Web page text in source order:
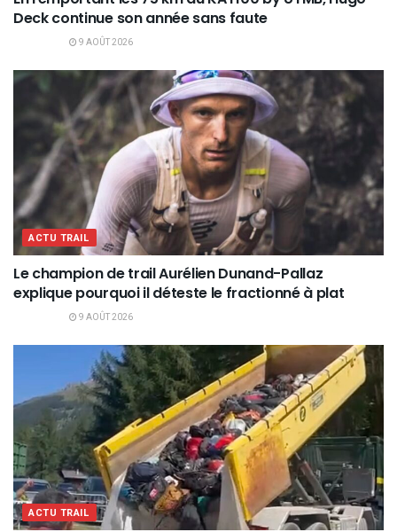
Deck continue son année sans faute
9 AOÛT 2026
ACTU TRAIL
Le champion de trail Aurélien Dunand-Pallaz
explique pourquoi il déteste le fractionné à plat
9 AOÛT 2026
ACTU TRAIL